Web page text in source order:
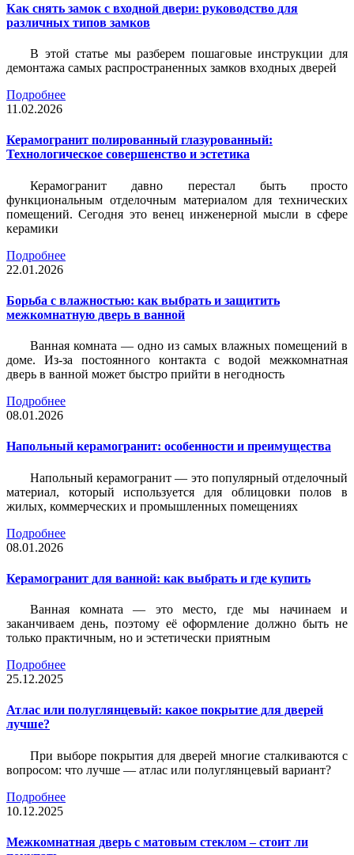
Как снять замок с входной двери: руководство для
различных типов замков
В этой статье мы разберем пошаговые инструкции для
демонтажа самых распространенных замков входных дверей
Подробнее
11.02.2026
Керамогранит полированный глазурованный:
Технологическое совершенство и эстетика
Керамогранит давно перестал быть просто
функциональным отделочным материалом для технических
помещений. Сегодня это венец инженерной мысли в сфере
керамики
Подробнее
22.01.2026
Борьба с влажностью: как выбрать и защитить
межкомнатную дверь в ванной
Ванная комната — одно из самых влажных помещений в
доме. Из-за постоянного контакта с водой межкомнатная
дверь в ванной может быстро прийти в негодность
Подробнее
08.01.2026
Напольный керамогранит: особенности и преимущества
Напольный керамогранит — это популярный отделочный
материал, который используется для облицовки полов в
жилых, коммерческих и промышленных помещениях
Подробнее
08.01.2026
Керамогранит для ванной: как выбрать и где купить
Ванная комната — это место, где мы начинаем и
заканчиваем день, поэтому её оформление должно быть не
только практичным, но и эстетически приятным
Подробнее
25.12.2025
Атлас или полуглянцевый: какое покрытие для дверей
лучше?
При выборе покрытия для дверей многие сталкиваются с
вопросом: что лучше — атлас или полуглянцевый вариант?
Подробнее
10.12.2025
Межкомнатная дверь с матовым стеклом – стоит ли